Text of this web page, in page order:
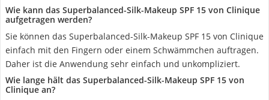
Wie kann das Superbalanced-Silk-Makeup SPF 15 von Clinique
aufgetragen werden?
Sie können das Superbalanced-Silk-Makeup SPF 15 von Clinique
einfach mit den Fingern oder einem Schwämmchen auftragen.
Daher ist die Anwendung sehr einfach und unkompliziert.
Wie lange hält das Superbalanced-Silk-Makeup SPF 15 von
Clinique an?